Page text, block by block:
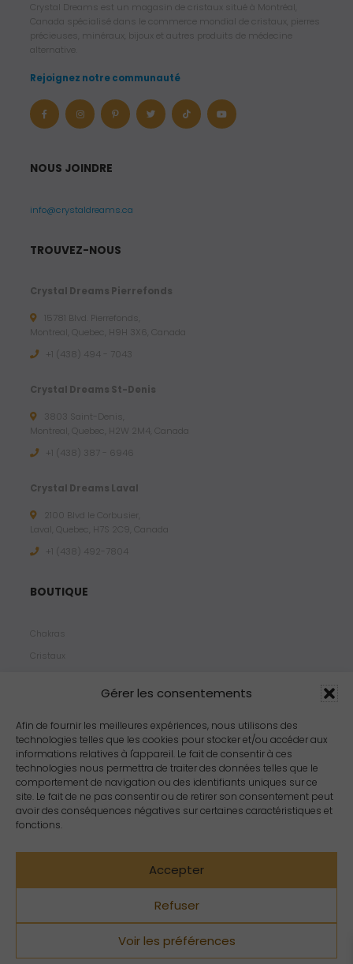
Gérer les consentements
Afin de fournir les meilleures expériences, nous utilisons des
technologies telles que les cookies pour stocker et/ou accéder aux
informations relatives à l'appareil. Le fait de consentir à ces
technologies nous permettra de traiter des données telles que le
comportement de navigation ou des identifiants uniques sur ce
site. Le fait de ne pas consentir ou de retirer son consentement peut
avoir des conséquences négatives sur certaines caractéristiques et
fonctions.
Accepter
Refuser
Voir les préférences
Crystal Dreams est un magasin de cristaux situé à Montréal,
Canada spécialisé dans le commerce mondial de cristaux, pierres
précieuses, minéraux, bijoux et autres produits de médecine
alternative.
Rejoignez notre communauté
NOUS JOINDRE
info@crystaldreams.ca
TROUVEZ-NOUS
Crystal Dreams Pierrefonds
15781 Blvd. Pierrefonds,
Montreal, Quebec, H9H 3X6, Canada
+1 (438) 494 - 7043
Crystal Dreams St-Denis
3803 Saint-Denis,
Montreal, Quebec, H2W 2M4, Canada
+1 (438) 387 - 6946
Crystal Dreams Laval
2100 Blvd le Corbusier,
Laval, Quebec, H7S 2C9, Canada
+1 ‪(438) 492-7804‬
BOUTIQUE
Chakras
Cristaux
Propriétés
Arômes
Zodiacs